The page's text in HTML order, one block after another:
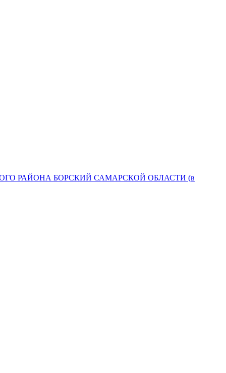
РАЙОНА БОРСКИЙ САМАРСКОЙ ОБЛАСТИ (в